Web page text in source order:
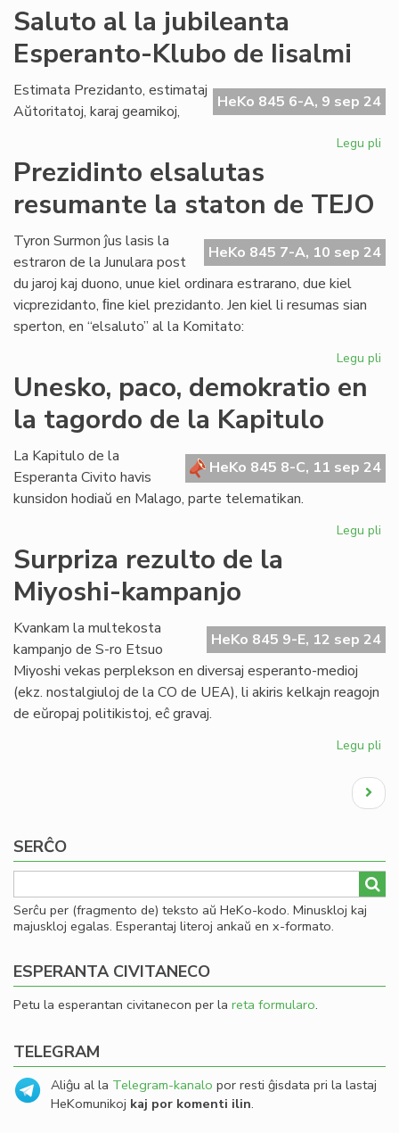
Saluto al la jubileanta
Esperanto-Klubo de Iisalmi
HeKo 845 6-A, 9 sep 24
Estimata Prezidanto, estimataj
Aŭtoritatoj, karaj geamikoj,
Legu pli
Prezidinto elsalutas
resumante la staton de TEJO
HeKo 845 7-A, 10 sep 24
Tyron Surmon ĵus lasis la
estraron de la Junulara post
du jaroj kaj duono, unue kiel ordinara estrarano, due kiel
vicprezidanto, ﬁne kiel prezidanto. Jen kiel li resumas sian
sperton, en “elsaluto” al la Komitato:
Legu pli
Unesko, paco, demokratio en
la tagordo de la Kapitulo
HeKo 845 8-C, 11 sep 24
La Kapitulo de la
Esperanta Civito havis
kunsidon hodiaŭ en Malago, parte telematikan.
Legu pli
la
Surpriza rezulto de la
Miyoshi-kampanjo
HeKo 845 9-E, 12 sep 24
Kvankam la multekosta
kampanjo de S-ro Etsuo
Miyoshi vekas perplekson en diversaj esperanto-medioj
(ekz. nostalgiuloj de la CO de UEA), li akiris kelkajn reagojn
de eŭropaj politikistoj, eĉ gravaj.
Legu pli
de
Next
page
SERĈO
Serĉu per (fragmento de) teksto aŭ HeKo-kodo. Minuskloj kaj
majuskloj egalas. Esperantaj literoj ankaŭ en x-formato.
ESPERANTA CIVITANECO
Petu la esperantan civitanecon per la reta formularo.
TELEGRAM
Aliĝu al la Telegram-kanalo por resti ĝisdata pri la lastaj
HeKomunikoj kaj por komenti ilin.